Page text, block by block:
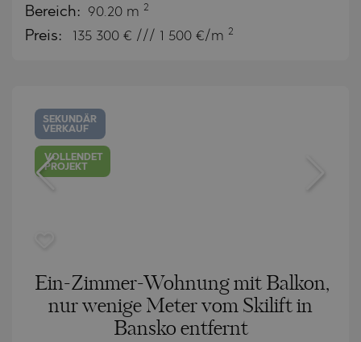
Bereich: 90.20 m 2
Preis: 135 300 € /// 1 500 €/m 2
SEKUNDÄR
VERKAUF
VOLLENDET
PROJEKT
Ein-Zimmer-Wohnung mit Balkon,
nur wenige Meter vom Skilift in
Bansko entfernt